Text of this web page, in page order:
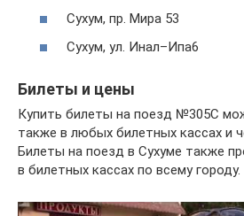
Сухум, пр. Мира 53
Сухум, ул. Инал–Ипа6
Билеты и цены
Купить билеты на поезд №305С
также в любых билетных кассах и
Билеты на поезд в Сухуме также
в билетных кассах по всему городу.